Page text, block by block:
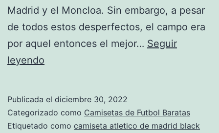
Madrid y el Moncloa. Sin embargo, a pesar
de todos estos desperfectos, el campo era
por aquel entonces el mejor… Seguir
leyendo
de
madrid
Publicada el diciembre 30, 2022
Categorizado como Camisetas de Futbol Baratas
Etiquetado como camiseta atletico de madrid black